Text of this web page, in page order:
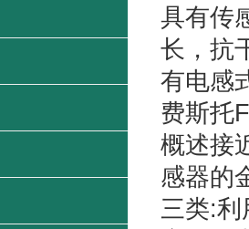
具有传
长，抗
有电感
费斯托
概述接
感器的
三类:利